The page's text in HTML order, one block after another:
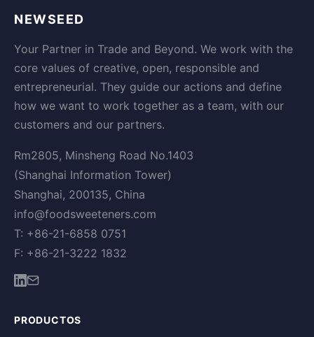
NEWSEED
Your Partner in Trade and Beyond. We work with the
core values of creative, open, responsible and
entrepreneurial. They guide our actions and define
how we want to work together as a team, with our
customers and our partners.
Rm2805, Minsheng Road No.1403
(Shanghai Information Tower)
Shanghai, 200135, China
info@foodsweeteners.com
T: +86-21-6858 0751
F: +86-21-3222 1832
PRODUCTOS